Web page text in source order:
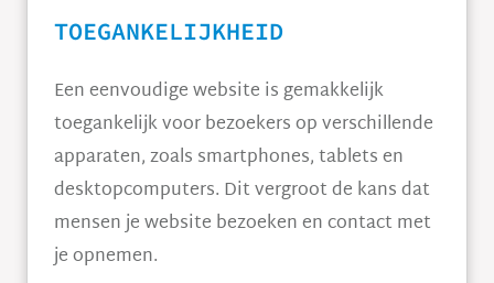
TOEGANKELIJKHEID
Een eenvoudige website is gemakkelijk
toegankelijk voor bezoekers op verschillende
apparaten, zoals smartphones, tablets en
desktopcomputers. Dit vergroot de kans dat
mensen je website bezoeken en contact met
je opnemen.